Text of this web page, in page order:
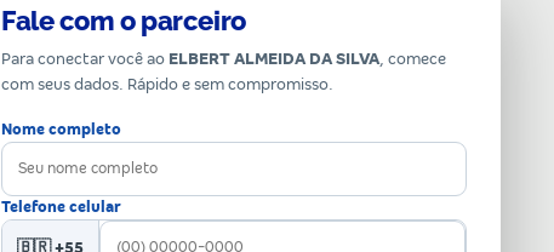
Fale com o parceiro
Para conectar você ao ELBERT ALMEIDA DA SILVA, comece
com seus dados. Rápido e sem compromisso.
Nome completo
Telefone celular
🇧🇷 +55